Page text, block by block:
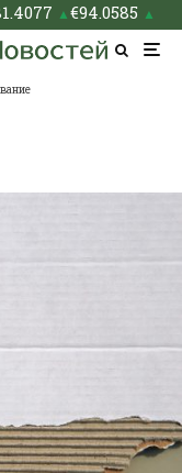
▲€94.0585 ▲